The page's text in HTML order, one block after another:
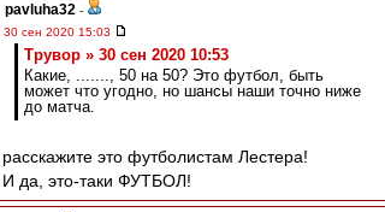
pavluha32 -
30 сен 2020 15:03
Трувор » 30 сен 2020 10:53
Какие, ......., 50 на 50? Это футбол, быть
может что угодно, но шансы наши точно ниже
до матча.
расскажите это футболистам Лестера!
И да, это-таки ФУТБОЛ!